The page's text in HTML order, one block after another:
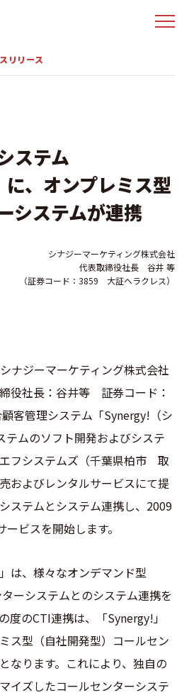
リリース
ステム
、オンプレミス型
システムが連携
シナジーマーケティング株式会社
代表取締役社長 谷井 等
（証券コード：3859 大証ヘラクレス）
ナジーマーケティング株式会社
役社長：谷井等 証券コード：
客管理システム「Synergy!（シ
テムのソフト開発およびシステ
フシステムズ（千葉県柏市 取
およびレンタルサービスにて提
ステムとシステム連携し、2009
ビスを開始します。
は、様々なオンデマンド型
ターシステムとのシステム連携を
度のCTI連携は、「Synergy!」
ス型（自社開発型）コールセン
なります。これにより、独自の
イズしたコールセンターシステ